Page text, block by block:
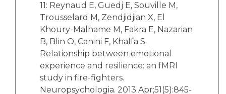
11: Reynaud E, Guedj E, Souville M,
Trousselard M, Zendjidjian X, El
Khoury-Malhame M, Fakra E, Nazarian
B, Blin O, Canini F, Khalfa S.
Relationship between emotional
experience and resilience: an fMRI
study in fire-fighters.
Neuropsychologia. 2013 Apr;51(5):845-